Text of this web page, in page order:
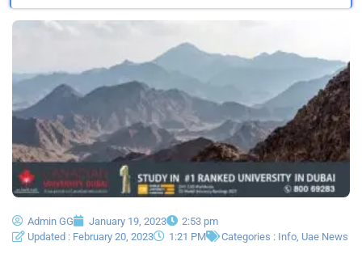
Admin GG January 19, 2023
2:53 pm
Updated : February 20, 2023
1:21 PM Categories : Info Uae News